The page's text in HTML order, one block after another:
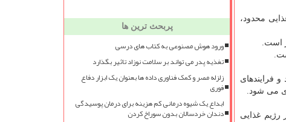
محدود،
است.
فرایندهای
می شود.
رژیم غذایی
پربحث ترین ها
ورود هوش مصنوعی به کتاب های درسی
تغذیه پدر می تواند بر سلامت نوزاد تاثیر بگذارد
زلزله مصر و کمک فناوری داده ها بعنوان یک ابزار دفاع
فوری
ابداع یک شیوه درمانی کم هزینه برای درمان پوسیدگی
دندان خردسالان بدون سوراخ کردن